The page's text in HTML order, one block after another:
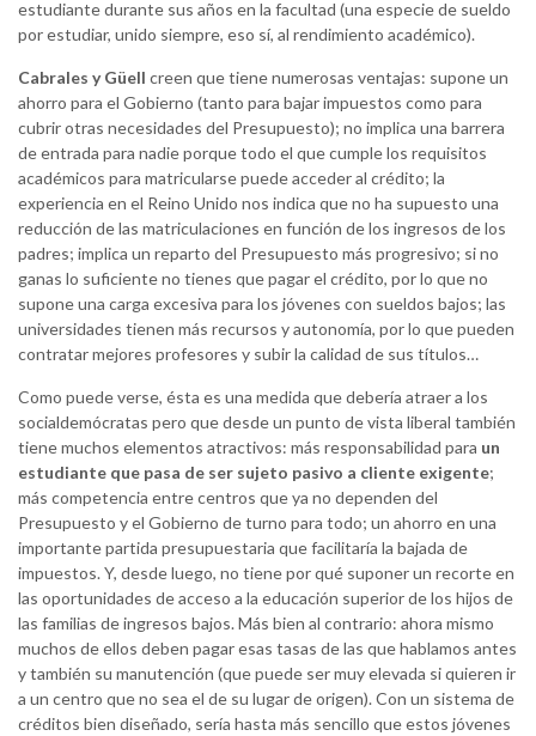
estudiante durante sus años en la facultad (una especie de sueldo
por estudiar, unido siempre, eso sí, al rendimiento académico).
Cabrales y Güell creen que tiene numerosas ventajas: supone un
ahorro para el Gobierno (tanto para bajar impuestos como para
cubrir otras necesidades del Presupuesto); no implica una barrera
de entrada para nadie porque todo el que cumple los requisitos
académicos para matricularse puede acceder al crédito; la
experiencia en el Reino Unido nos indica que no ha supuesto una
reducción de las matriculaciones en función de los ingresos de los
padres; implica un reparto del Presupuesto más progresivo; si no
ganas lo suficiente no tienes que pagar el crédito, por lo que no
supone una carga excesiva para los jóvenes con sueldos bajos; las
universidades tienen más recursos y autonomía, por lo que pueden
contratar mejores profesores y subir la calidad de sus títulos…
Como puede verse, ésta es una medida que debería atraer a los
socialdemócratas pero que desde un punto de vista liberal también
tiene muchos elementos atractivos: más responsabilidad para un
estudiante que pasa de ser sujeto pasivo a cliente exigente;
más competencia entre centros que ya no dependen del
Presupuesto y el Gobierno de turno para todo; un ahorro en una
importante partida presupuestaria que facilitaría la bajada de
impuestos. Y, desde luego, no tiene por qué suponer un recorte en
las oportunidades de acceso a la educación superior de los hijos de
las familias de ingresos bajos. Más bien al contrario: ahora mismo
muchos de ellos deben pagar esas tasas de las que hablamos antes
y también su manutención (que puede ser muy elevada si quieren ir
a un centro que no sea el de su lugar de origen). Con un sistema de
créditos bien diseñado, sería hasta más sencillo que estos jóvenes